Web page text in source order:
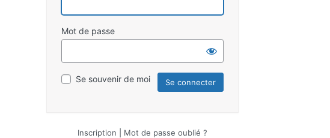
Mot de passe
Se souvenir de moi
Inscription Mot de passe oublié ?